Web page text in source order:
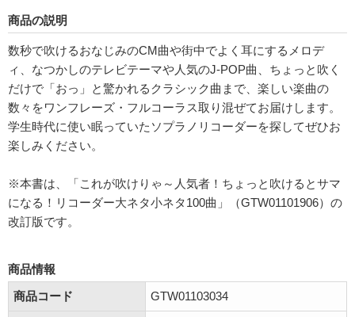
商品の説明
数秒で吹けるおなじみのCM曲や街中でよく耳にするメロデ
ィ、なつかしのテレビテーマや人気のJ-POP曲、ちょっと吹く
だけで「おっ」と驚かれるクラシック曲まで、楽しい楽曲の
数々をワンフレーズ・フルコーラス取り混ぜてお届けします。
学生時代に使い眠っていたソプラノリコーダーを探してぜひお
楽しみください。
※本書は、「これが吹けりゃ～人気者！ちょっと吹けるとサマ
になる！リコーダー大ネタ小ネタ100曲」（GTW01101906）の
改訂版です。
商品情報
商品コード
GTW01103034